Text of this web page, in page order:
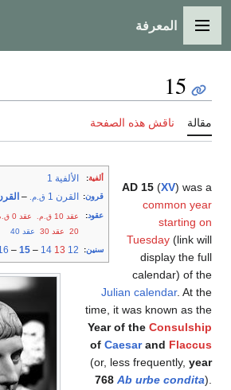
القائمة الرئيسية
المعرفة
15
مقالة ناقش هذه الصفحة
ألفية: الألفية 1
قرون: القرن 1 ق.م. –
عقود: عقد 10 ق.م. عقد 0
20
عقد 30 عقد 40
سنين:
12
13
14
–
15
–
AD 15 (XV) was a
common year
starting on
Tuesday (link will
display the full
calendar) of the
Julian calendar. At the
time, it was known as the
Year of the Consulship
of Caesarand Flaccus
(or, less frequently, year
768 Ab urbe condita).